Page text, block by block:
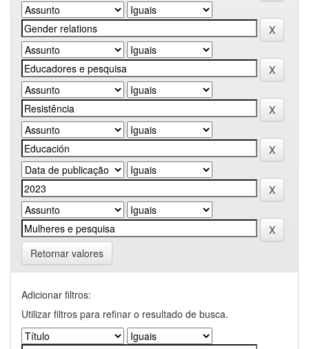
Retornar valores
Adicionar filtros:
Utilizar filtros para refinar o resultado de busca.